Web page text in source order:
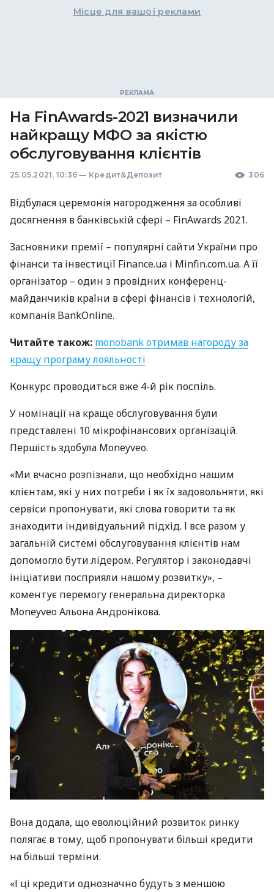
Місце для вашої реклами
На FinAwards-2021 визначили
найкращу МФО за якістю
обслуговування клієнтів
25.05.2021, 10:36 — Кредит&Депозит 306
Відбулася церемонія нагородження за особливі
досягнення в банківській сфері – FinAwards 2021.
Засновники премії – популярні сайти України про
фінанси та інвестиції Finance.ua і Minfin.com.ua. А її
організатор – один з провідних конференц-
майданчиків країни в сфері фінансів і технологій,
компанія BankOnline.
Читайте також: monobank отримав нагороду за
кращу програму лояльності
Конкурс проводиться вже 4-й рік поспіль.
У номінації на краще обслуговування були
представлені 10 мікрофінансових організацій.
Першість здобула Moneyveo.
«Ми вчасно розпізнали, що необхідно нашим
клієнтам, які у них потреби і як їх задовольняти, які
сервіси пропонувати, які слова говорити та як
знаходити індивідуальний підхід. І все разом у
загальній системі обслуговування клієнтів нам
допомогло бути лідером. Регулятор і законодавчі
ініціативи посприяли нашому розвитку», –
коментує перемогу генеральна директорка
Moneyveo Альона Андронікова.
Вона додала, що еволюційний розвиток ринку
полягає в тому, щоб пропонувати більші кредити
на більші терміни.
«І ці кредити однозначно будуть з меншою